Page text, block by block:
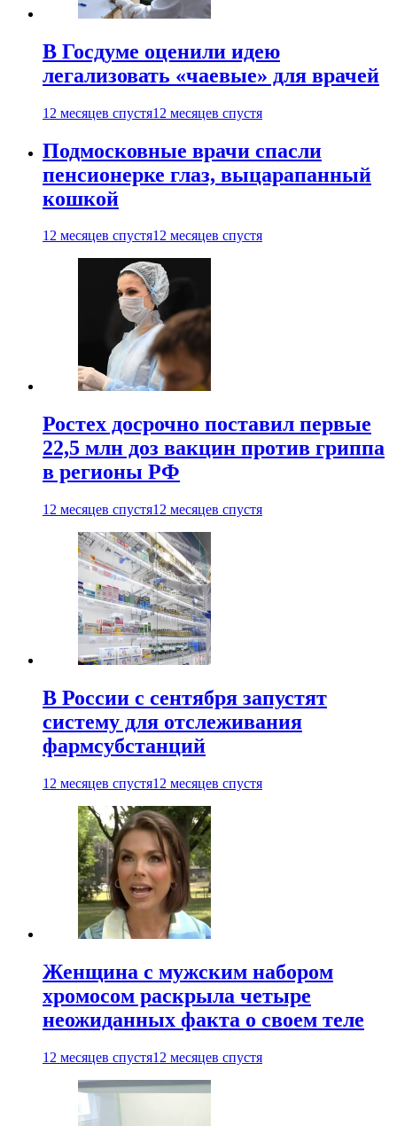
В Госдуме оценили идею
легализовать «чаевые» для врачей
12 месяцев спустя12 месяцев спустя
Подмосковные врачи спасли
пенсионерке глаз, выцарапанный
кошкой
12 месяцев спустя12 месяцев спустя
Ростех досрочно поставил первые
22,5 млн доз вакцин против гриппа
в регионы РФ
12 месяцев спустя12 месяцев спустя
В России с сентября запустят
систему для отслеживания
фармсубстанций
12 месяцев спустя12 месяцев спустя
Женщина с мужским набором
хромосом раскрыла четыре
неожиданных факта о своем теле
12 месяцев спустя12 месяцев спустя